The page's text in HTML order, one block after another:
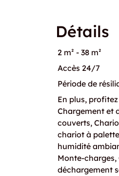
Détails
2 m² - 38 m²
Accès 24/7
Période de
En plus,
Chargement et
couverts,
chariot à
humidité
Monte-
déchargement